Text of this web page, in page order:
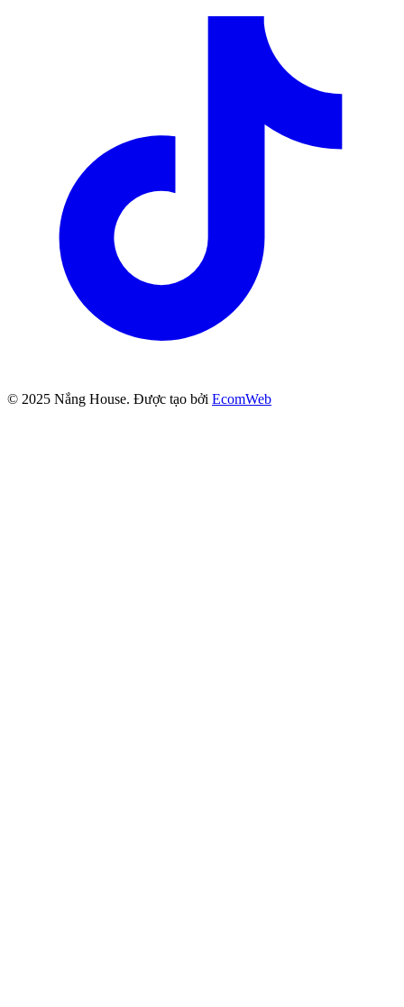
© 2025 Nắng House. Được tạo bởi EcomWeb